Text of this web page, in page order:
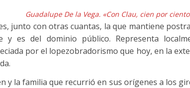
Guadalupe De la Vega. «Con Clau, cien por
junto con otras cuantas, la que mantiene
y es del dominio público. Representa
por el lopezobradorismo que hoy, en la
y la familia que recurrió en sus orígenes a los